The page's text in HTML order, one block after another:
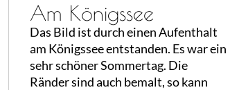
Am Königssee
Das Bild ist durch einen Aufenthalt
am Königssee entstanden. Es war ein
sehr schöner Sommertag. Die
Ränder sind auch bemalt, so kann